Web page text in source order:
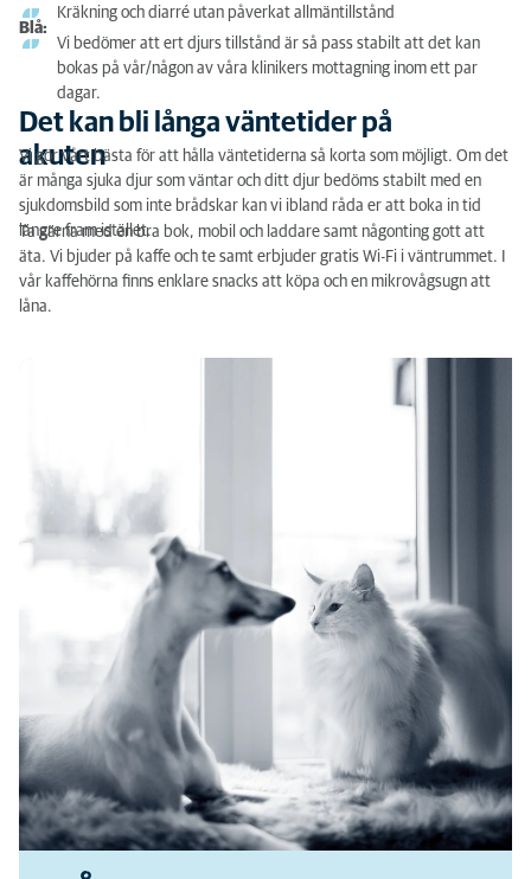
Kräkning och diarré utan påverkat allmäntillstånd
Blå:
Vi bedömer att ert djurs tillstånd är så pass stabilt att det kan
bokas på vår/någon av våra klinikers mottagning inom ett par
dagar.
Det kan bli långa väntetider på
akuten
Vi gör vårt bästa för att hålla väntetiderna så korta som möjligt. Om det
är många sjuka djur som väntar och ditt djur bedöms stabilt med en
sjukdomsbild som inte brådskar kan vi ibland råda er att boka in tid
längre fram istället.
Ta gärna med en bra bok, mobil och laddare samt någonting gott att
äta. Vi bjuder på kaffe och te samt erbjuder gratis Wi-Fi i väntrummet. I
vår kaffehörna finns enklare snacks att köpa och en mikrovågsugn att
låna.